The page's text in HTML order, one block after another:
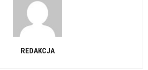
REDAKCJA